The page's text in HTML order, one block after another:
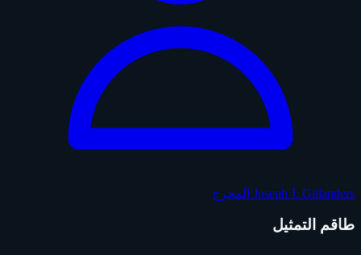
Joseph J. Gillanders المخرج
طاقم التمثيل